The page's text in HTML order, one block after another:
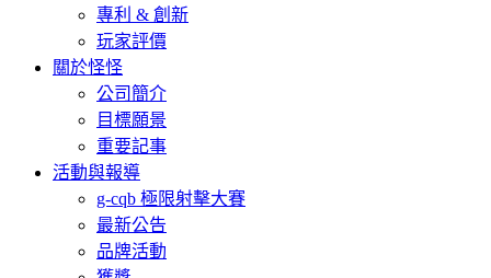
專利 & 創新
玩家評價
關於怪怪
公司簡介
目標願景
重要記事
活動與報導
g-cqb 極限射擊大賽
最新公告
品牌活動